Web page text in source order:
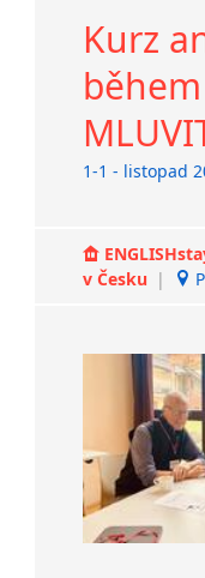
Kurz
během
1-1 - listopad
v Česku |